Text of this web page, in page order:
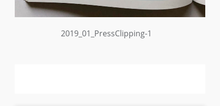
2019_01_PressClipping-1